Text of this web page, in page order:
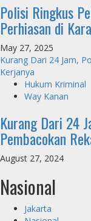
Polisi Ringkus
Perhiasan di
May 27, 2025
Kurang Dari 24 Jam,
Kerjanya
Hukum Kriminal
Way Kanan
Kurang Dari 24
Pembacokan
August 27, 2024
Nasional
Jakarta